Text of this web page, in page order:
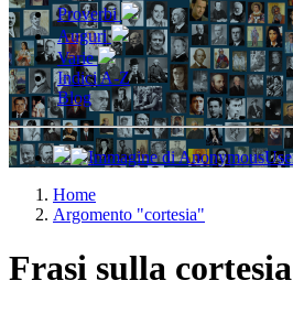
Proverbi
Auguri
Varie
Indici A-Z
Blog
Home
Argomento "cortesia"
Frasi sulla cortesia